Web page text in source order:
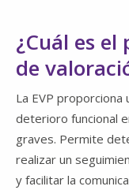
¿Cuál es
de
La EVP
deterioro funcional
graves. Permite
realizar un
y facilitar la